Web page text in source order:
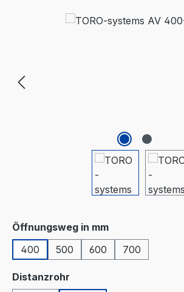
Bildergalerie überspringen
Öffnungsweg in mmauswählen
400
500 600 700
Distanzrohr